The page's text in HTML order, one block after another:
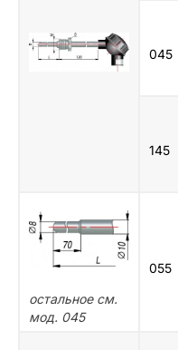
045
145
остальное см.
мод. 045
055